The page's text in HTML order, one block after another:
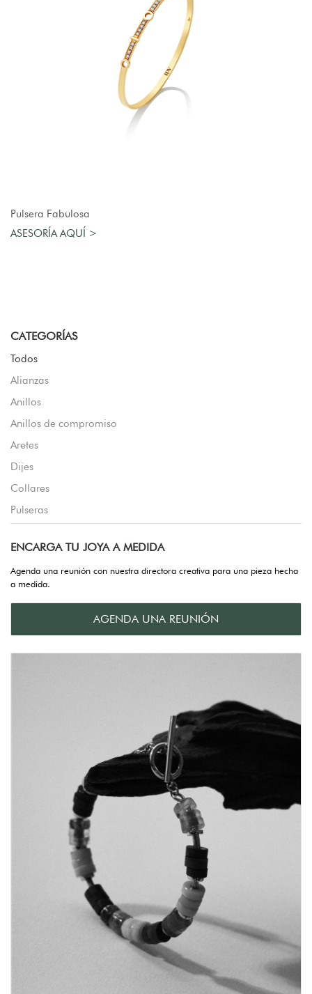
Pulsera Fabulosa
ASESORÍA AQUÍ >
CATEGORÍAS
Todos
Alianzas
Anillos
Anillos de compromiso
Aretes
Dijes
Collares
Pulseras
ENCARGA TU JOYA A MEDIDA
Agenda una reunión con nuestra directora creativa para una pieza hecha
a medida.
AGENDA UNA REUNIÓN